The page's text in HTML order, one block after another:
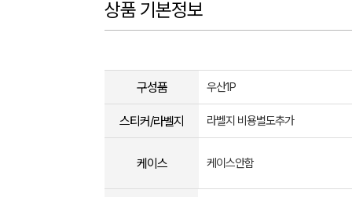
상품 기본정보
구성품 우산1P
스티커/라벨지 라벨지 비용별도추가
케이스 케이스안함